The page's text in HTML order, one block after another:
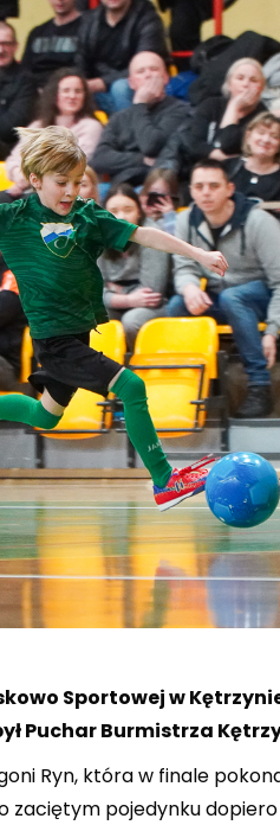
Sportowej w
Puchar Burmistrza
Ryn, która w finale
zaciętym pojedynku